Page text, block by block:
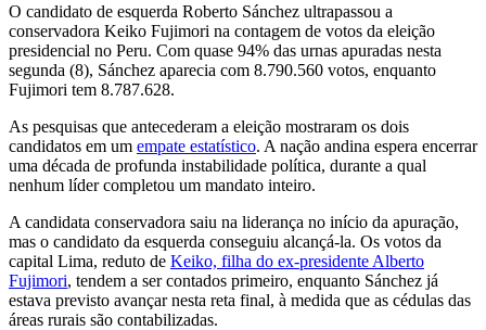
O candidato de esquerda Roberto Sánchez ultrapassou a
conservadora Keiko Fujimori na contagem de votos da eleição
presidencial no Peru. Com quase 94% das urnas apuradas nesta
segunda (8), Sánchez aparecia com 8.790.560 votos, enquanto
Fujimori tem 8.787.628.
As pesquisas que antecederam a eleição mostraram os dois
candidatos em um empate estatístico. A nação andina espera encerrar
uma década de profunda instabilidade política, durante a qual
nenhum líder completou um mandato inteiro.
A candidata conservadora saiu na liderança no início da apuração,
mas o candidato da esquerda conseguiu alcançá-la. Os votos da
capital Lima, reduto de Keiko, filha do ex-presidente Alberto
Fujimori, tendem a ser contados primeiro, enquanto Sánchez já
estava previsto avançar nesta reta final, à medida que as cédulas das
áreas rurais são contabilizadas.